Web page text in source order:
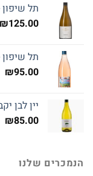
תל שיפון -
₪125.00
תל שיפון -
₪95.00
יין לבן
₪85.00
הנמכרים שלנו